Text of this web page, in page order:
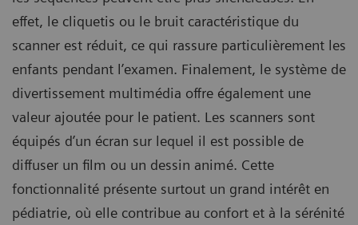
effet, le cliquetis ou le bruit caractéristique du
scanner est réduit, ce qui rassure particulièrement les
enfants pendant l’examen. Finalement, le système de
divertissement multimédia offre également une
valeur ajoutée pour le patient. Les scanners sont
équipés d’un écran sur lequel il est possible de
diffuser un film ou un dessin animé. Cette
fonctionnalité présente surtout un grand intérêt en
pédiatrie, où elle contribue au confort et à la sérénité